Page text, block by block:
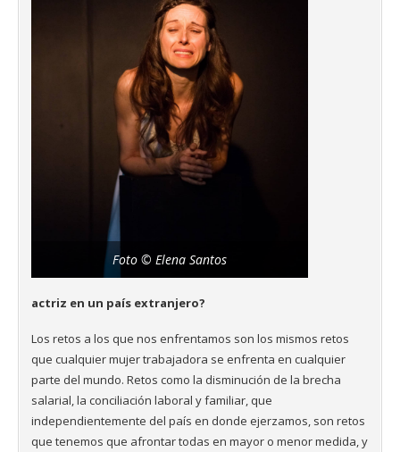
Foto © Elena Santos
actriz en un país extranjero?
Los retos a los que nos enfrentamos son los mismos retos
que cualquier mujer trabajadora se enfrenta en cualquier
parte del mundo. Retos como la disminución de la brecha
salarial, la conciliación laboral y familiar, que
independientemente del país en donde ejerzamos, son retos
que tenemos que afrontar todas en mayor o menor medida, y